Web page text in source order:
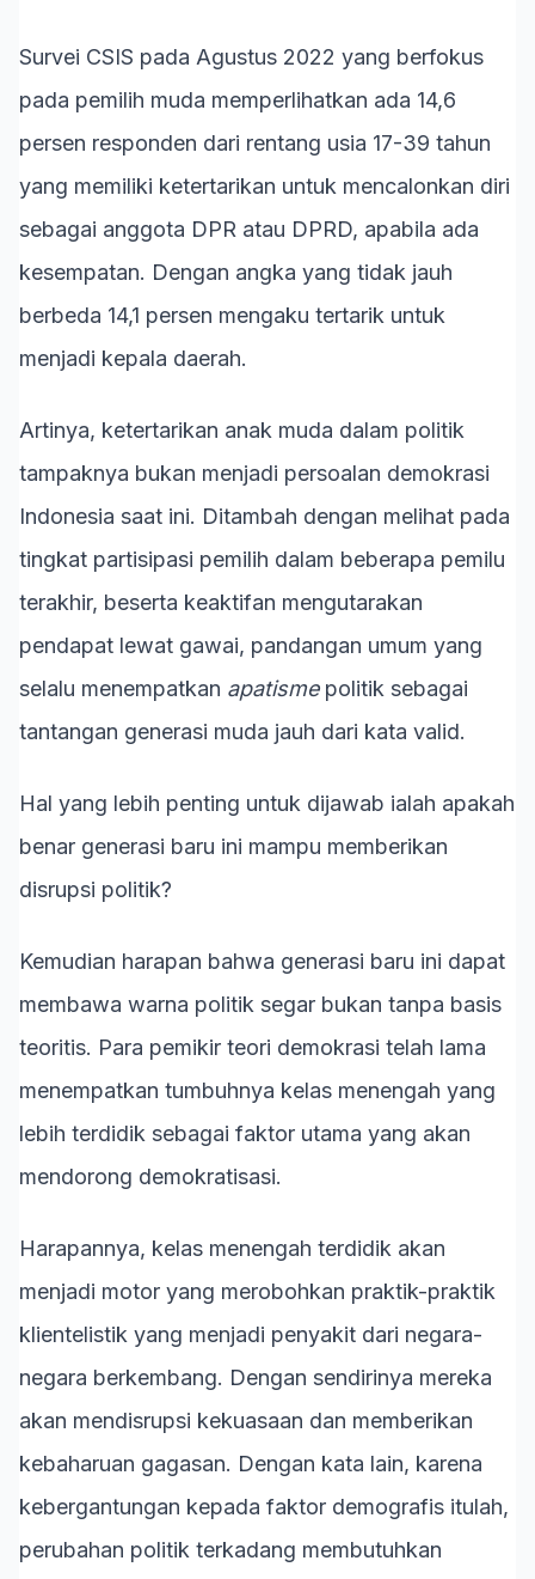
Survei CSIS pada Agustus 2022 yang berfokus
pada pemilih muda memperlihatkan ada 14,6
persen responden dari rentang usia 17-39 tahun
yang memiliki ketertarikan untuk mencalonkan diri
sebagai anggota DPR atau DPRD, apabila ada
kesempatan. Dengan angka yang tidak jauh
berbeda 14,1 persen mengaku tertarik untuk
menjadi kepala daerah.
Artinya, ketertarikan anak muda dalam politik
tampaknya bukan menjadi persoalan demokrasi
Indonesia saat ini. Ditambah dengan melihat pada
tingkat partisipasi pemilih dalam beberapa pemilu
terakhir, beserta keaktifan mengutarakan
pendapat lewat gawai, pandangan umum yang
selalu menempatkan apatismepolitik sebagai
tantangan generasi muda jauh dari kata valid.
Hal yang lebih penting untuk dijawab ialah apakah
benar generasi baru ini mampu memberikan
disrupsi politik?
Kemudian harapan bahwa generasi baru ini dapat
membawa warna politik segar bukan tanpa basis
teoritis. Para pemikir teori demokrasi telah lama
menempatkan tumbuhnya kelas menengah yang
lebih terdidik sebagai faktor utama yang akan
mendorong demokratisasi.
Harapannya, kelas menengah terdidik akan
menjadi motor yang merobohkan praktik-praktik
klientelistik yang menjadi penyakit dari negara-
negara berkembang. Dengan sendirinya mereka
akan mendisrupsi kekuasaan dan memberikan
kebaharuan gagasan. Dengan kata lain, karena
kebergantungan kepada faktor demografis itulah,
perubahan politik terkadang membutuhkan